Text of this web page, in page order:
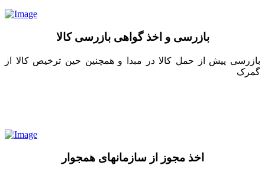
بازرسی و اخذ گواهی بازرسی کالا
بازرسی پیش از حمل کالا در مبدا و همچنین حین ترخیص کالا از
گمرک
اخذ مجوز از سازمانهای همجوار